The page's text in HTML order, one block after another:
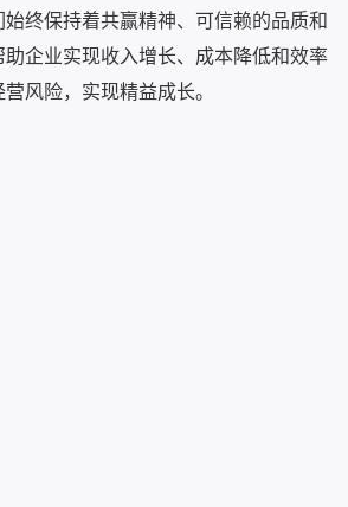
终保持着共赢精神、可信赖的品质和
企业实现收入增长、成本降低和效率
风险，实现精益成长。